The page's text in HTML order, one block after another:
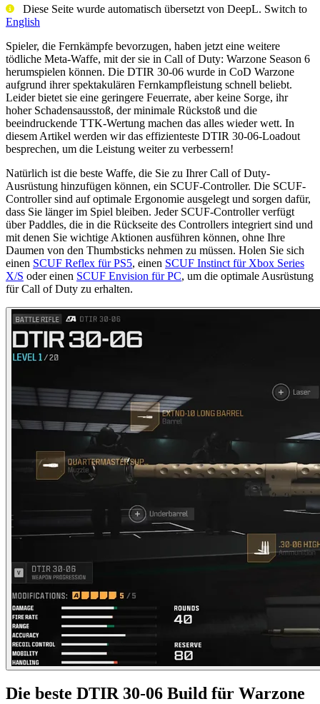
Diese Seite wurde automatisch übersetzt von DeepL. Switch to
English
Spieler, die Fernkämpfe bevorzugen, haben jetzt eine weitere
tödliche Meta-Waffe, mit der sie in Call of Duty: Warzone Season 6
herumspielen können. Die DTIR 30-06 wurde in CoD Warzone
aufgrund ihrer spektakulären Fernkampfleistung schnell beliebt.
Leider bietet sie eine geringere Feuerrate, aber keine Sorge, ihr
hoher Schadensausstoß, der minimale Rückstoß und die
beeindruckende TTK-Wertung machen das alles wieder wett. In
diesem Artikel werden wir das effizienteste DTIR 30-06-Loadout
besprechen, um die Leistung weiter zu verbessern!
Natürlich ist die beste Waffe, die Sie zu Ihrer Call of Duty-
Ausrüstung hinzufügen können, ein SCUF-Controller. Die SCUF-
Controller sind auf optimale Ergonomie ausgelegt und sorgen dafür,
dass Sie länger im Spiel bleiben. Jeder SCUF-Controller verfügt
über Paddles, die in die Rückseite des Controllers integriert sind und
mit denen Sie wichtige Aktionen ausführen können, ohne Ihre
Daumen von den Thumbsticks nehmen zu müssen. Holen Sie sich
einen SCUF Reflex für PS5, einen SCUF Instinct für Xbox Series
X/S oder einen SCUF Envision für PC, um die optimale Ausrüstung
für Call of Duty zu erhalten.
Die beste DTIR 30-06 Build für Warzone